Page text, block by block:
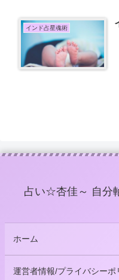
インド占星魂術
占い☆杏佳～ 自分
ホーム
運営者情報/プライバシー